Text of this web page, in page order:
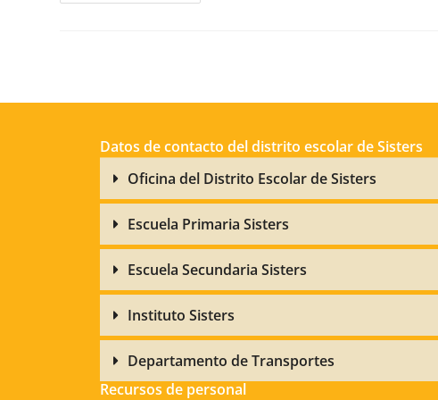
Datos de contacto del distrito escolar de Sisters
Oficina del Distrito Escolar de Sisters
Escuela Primaria Sisters
Escuela Secundaria Sisters
Instituto Sisters
Departamento de Transportes
Recursos de personal